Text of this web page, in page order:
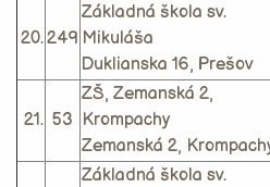
20.249
Základná škola sv.
Mikuláša
Duklianska 16, Prešov
21. 53
ZŠ, Zemanská 2,
Krompachy
Zemanská 2,
Základná škola sv.